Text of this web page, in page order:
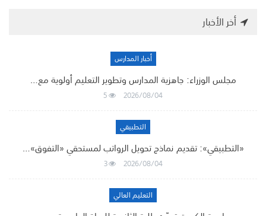
أخر الأخبار
أخبار المدارس
مجلس الوزراء: جاهزية المدارس وتطوير التعليم أولوية مع…
2026/08/04
5
التطبيقي
«التطبيقي»: تقديم نماذج تحويل الرواتب لمستحقي «التفوق»…
2026/08/04
3
التعليم العالي